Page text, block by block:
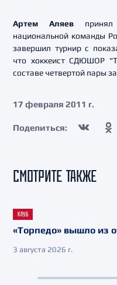
Артем Аляев принял
национальной команды
завершил турнир с
что хоккеист СДЮШОР
составе четвертой пары
17 февраля 2011 г.
Поделиться:
СМОТРИТЕ ТАКЖЕ
КЛУБ
«Торпедо» вышло из
3 августа 2026 г.